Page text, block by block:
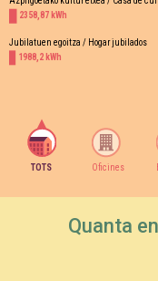
2358,87 kWh
1988,2 kWh
Jubilatuen egoitza / Hogar jubilados
TOTS Oficines
Quanta